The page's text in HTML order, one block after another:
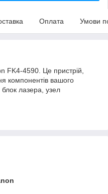
Оплата Умови
FK4-4590. Це пристрій,
компонентів вашого
лазера, узел